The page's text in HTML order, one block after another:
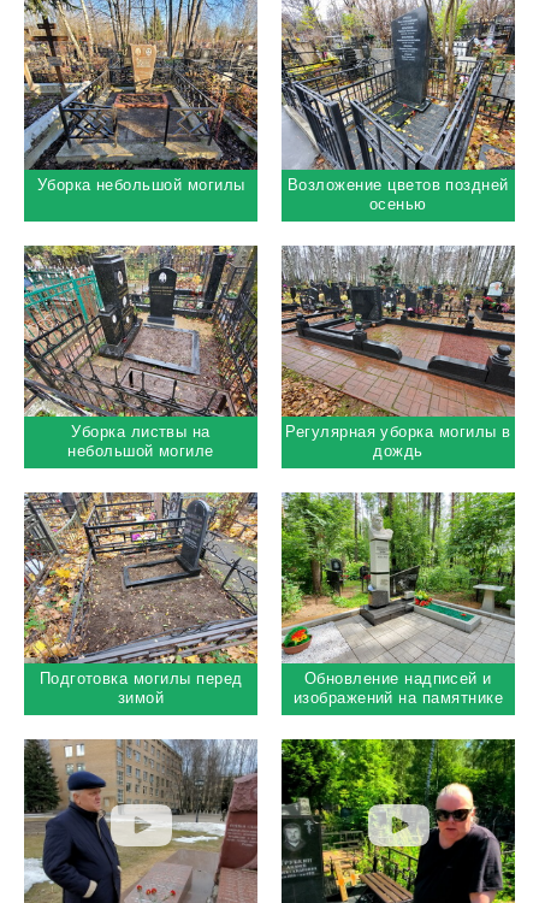
Уборка небольшой могилы
Возложение цветов поздней
осенью
Уборка листвы на
небольшой могиле
Регулярная уборка могилы в
дождь
Подготовка могилы перед
зимой
Обновление надписей и
изображений на памятнике
космонавта